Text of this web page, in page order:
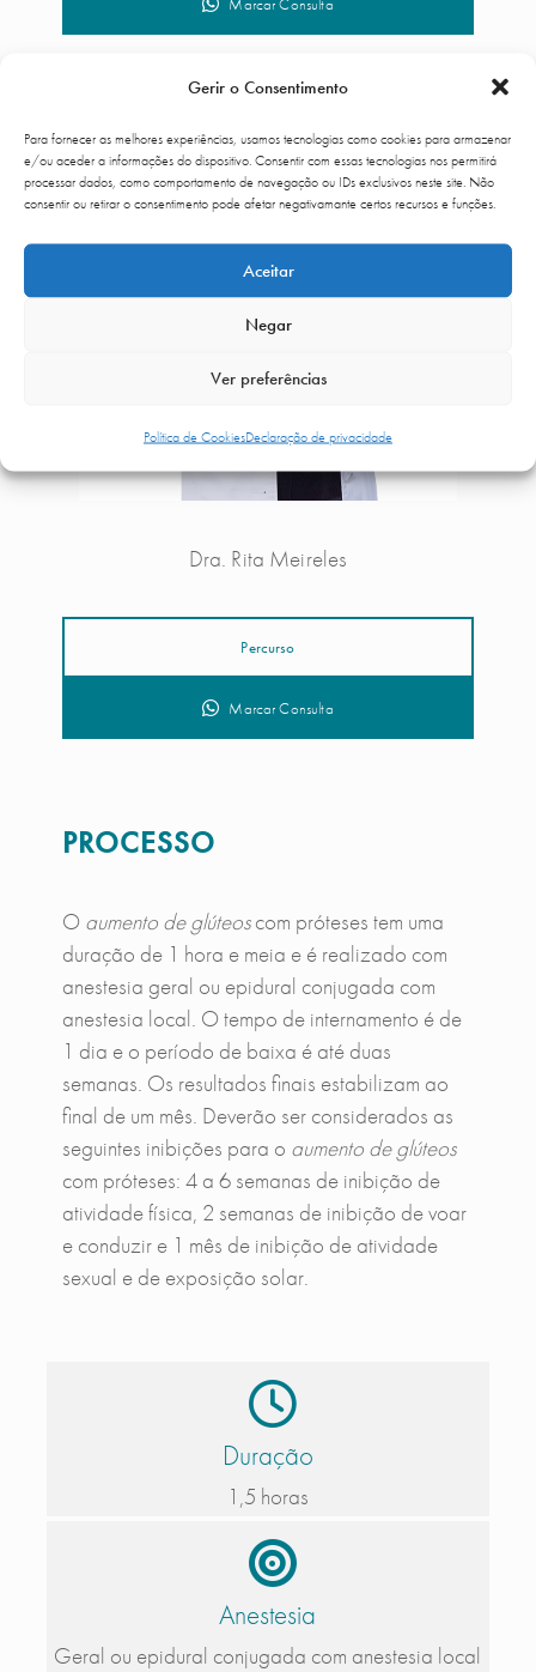
Gerir o Consentimento
Para fornecer as melhores experiências, usamos tecnologias como cookies para armazenar
e/ou aceder a informações do dispositivo. Consentir com essas tecnologias nos permitirá
processar dados, como comportamento de navegação ou IDs exclusivos neste site. Não
consentir ou retirar o consentimento pode afetar negativamante certos recursos e funções.
Aceitar
Negar
Ver preferências
Política de CookiesDeclaração de privacidade
Dra. Rita Meireles
Percurso
Marcar Consulta
PROCESSO
O aumento de glúteoscom próteses tem uma
duração de 1 hora e meia e é realizado com
anestesia geral ou epidural conjugada com
anestesia local. O tempo de internamento é de
1 dia e o período de baixa é até duas
semanas. Os resultados finais estabilizam ao
final de um mês. Deverão ser considerados as
seguintes inibições para o aumento de glúteos
com próteses: 4 a 6 semanas de inibição de
atividade física, 2 semanas de inibição de voar
e conduzir e 1 mês de inibição de atividade
sexual e de exposição solar.
Duração
1,5 horas
Anestesia
Geral ou epidural conjugada com anestesia local